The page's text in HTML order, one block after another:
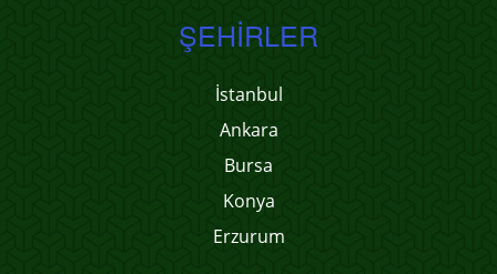
ŞEHIRLER
İstanbul
Ankara
Bursa
Konya
Erzurum